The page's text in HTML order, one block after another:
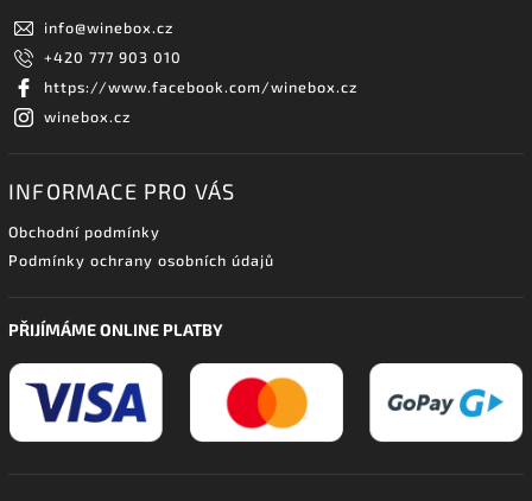
info@winebox.cz
+420 777 903 010
https://www.facebook.com/winebox.cz
winebox.cz
INFORMACE PRO VÁS
Obchodní podmínky
Podmínky ochrany osobních údajů
PŘIJÍMÁME ONLINE PLATBY